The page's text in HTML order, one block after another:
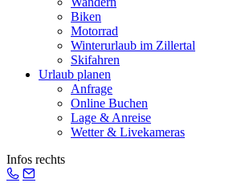
Biken
Motorrad
Winterurlaub im Zillertal
Skifahren
Urlaub planen
Anfrage
Online Buchen
Lage & Anreise
Wetter & Livekameras
Infos rechts